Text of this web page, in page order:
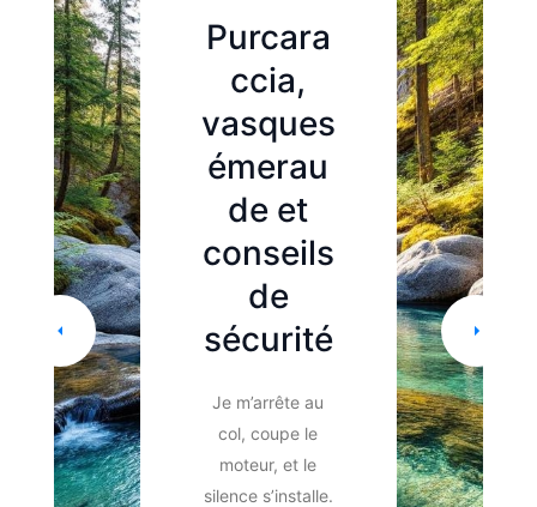
Comme
nt
mettre
en place
un
escape
game ?
L’escape game
constitue un loisir
sain et adapté à
tous. Il est une
Purcara
ccia,
vasques
émerau
de et
conseils
de
sécurité
Je m’arrête au
col, coupe le
moteur, et le
silence s’installe.
passe-t-
il
lorsque
vous
entrepre
nez un
voyage
spirituel
Lorsque nous
entendons parler
de personnes en